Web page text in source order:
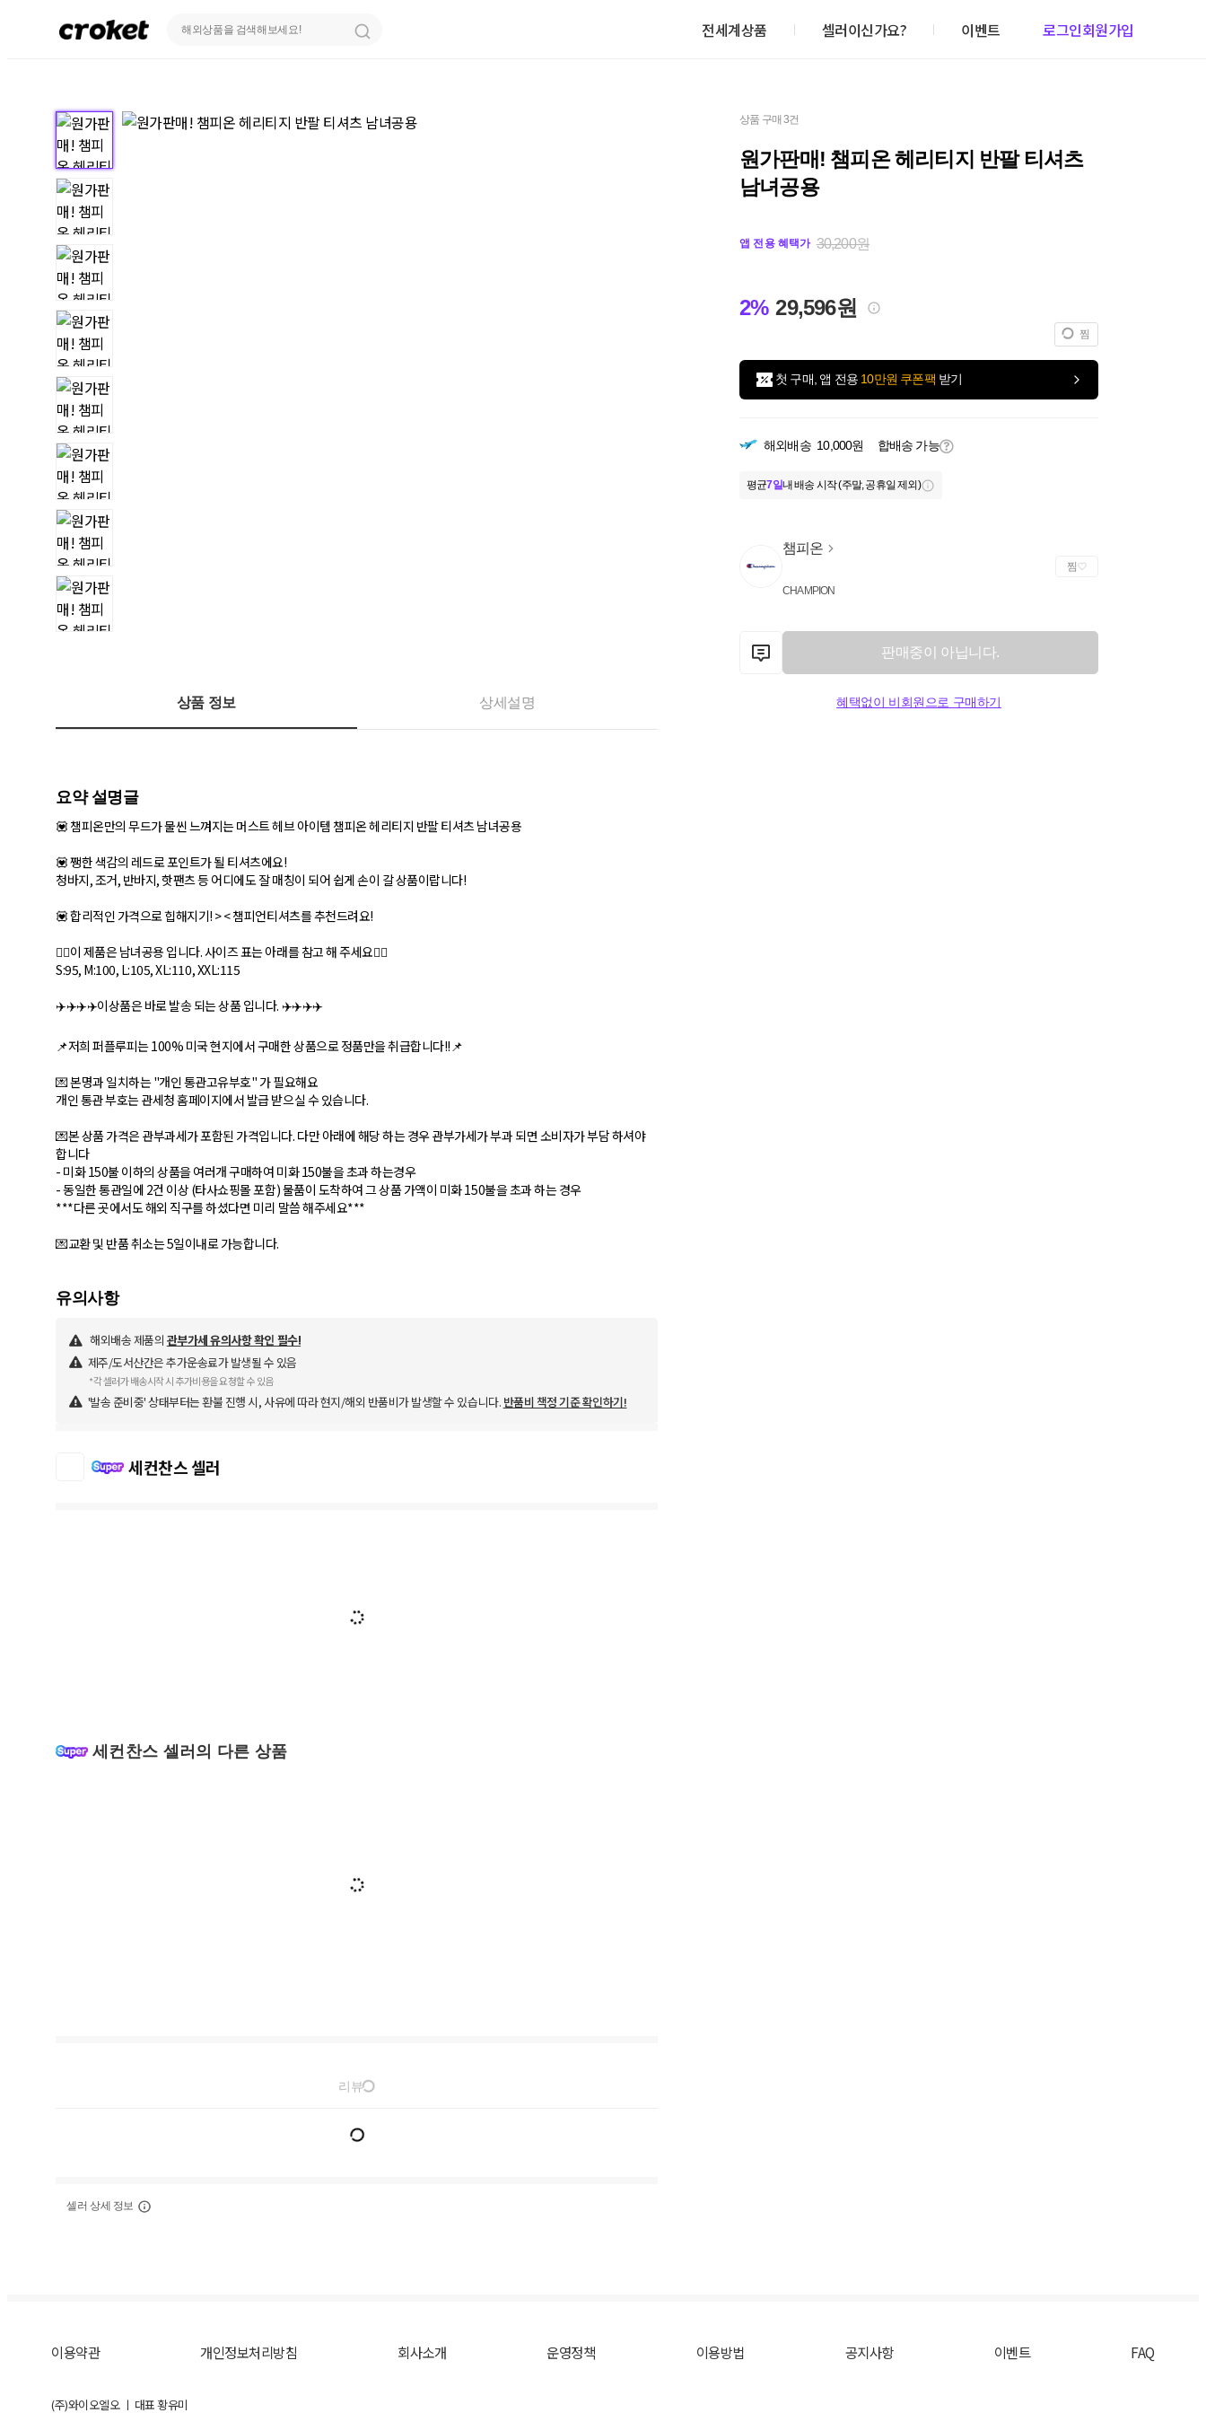
전세계상품 셀러이신가요? 이벤트 로그인회원가입
상품 구매 3건
원가판매! 챔피온 헤리티지 반팔 티셔츠
남녀공용
앱 전용 혜택가 30,200원
2% 29,596원
찜
첫 구매, 앱 전용 10만원 쿠폰팩 받기
해외배송 10,000원 합배송 가능
평균7일내 배송 시작 (주말, 공휴일 제외)
챔피온
CHAMPION
찜
판매중이 아닙니다.
혜택없이 비회원으로 구매하기
상품 정보 상세설명
요약 설명글
💟 챔피온만의 무드가 물씬 느껴지는 머스트 헤브 아이템 챔피온 헤리티지 반팔 티셔츠 남녀공용
💟 쨍한 색감의 레드로 포인트가 될 티셔츠에요!
청바지, 조거, 반바지, 핫팬츠 등 어디에도 잘 매칭이 되어 쉽게 손이 갈 상품이랍니다!
💟 합리적인 가격으로 힙해지기! > < 챔피언티셔츠를 추천드려요!
👉🏻이 제품은 남녀공용 입니다. 사이즈 표는 아래를 참고 해 주세요👈🏻
S:95, M:100, L:105, XL:110, XXL:115
✈️✈️✈️✈️이상품은 바로 발송 되는 상품 입니다. ✈️✈️✈️✈️
📌저희 퍼플루피는 100% 미국 현지에서 구매한 상품으로 정품만을 취급합니다!!📌
💌 본명과 일치하는 "개인 통관고유부호" 가 필요해요
개인 통관 부호는 관세청 홈페이지에서 발급 받으실 수 있습니다.
💌본 상품 가격은 관부과세가 포함된 가격입니다. 다만 아래에 해당 하는 경우 관부가세가 부과 되면 소비자가 부담 하셔야
합니다
- 미화 150불 이하의 상품을 여러개 구매하여 미화 150불을 초과 하는경우
- 동일한 통관일에 2건 이상 (타사쇼핑몰 포함) 물품이 도착하여 그 상품 가액이 미화 150불을 초과 하는 경우
***다른 곳에서도 해외 직구를 하셨다면 미리 말씀 해주세요***
💌교환 및 반품 취소는 5일이내로 가능합니다.
유의사항
해외배송 제품의 관부가세 유의사항 확인 필수!
제주/도서산간은 추가운송료가 발생될 수 있음
*각 셀러가 배송시작 시 추가비용을 요청할 수 있음
'발송 준비중' 상태부터는 환불 진행 시, 사유에 따라 현지/해외 반품비가 발생할 수 있습니다. 반품비 책정 기준 확인하기!
세컨찬스 셀러
세컨찬스 셀러의 다른 상품
리뷰
셀러 상세 정보
이용약관 개인정보처리방침 회사소개 운영정책 이용방법 공지사항 이벤트 FAQ
(주)와이오엘오 ㅣ 대표 황유미